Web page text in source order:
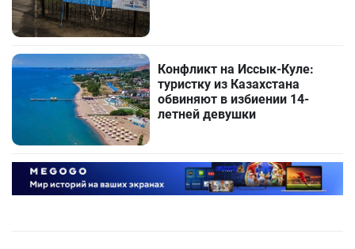
Конфликт на Иссык-Куле:
туристку из Казахстана
обвиняют в избиении 14-
летней девушки